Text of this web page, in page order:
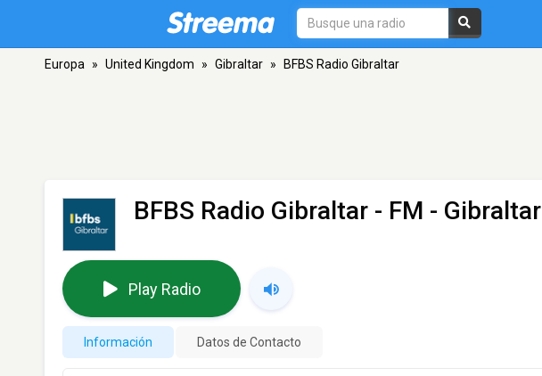
Europa » United Kingdom » Gibraltar » BFBS Radio Gibraltar
BFBS Radio Gibraltar - FM - Gibraltar
Play Radio
Información Datos de Contacto